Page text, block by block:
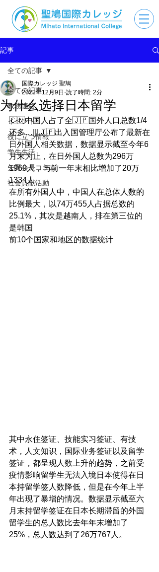
記事
全ての記事
教務連絡
イベント
役に立つ情報
学生生活
矢野会長コラム
社会貢献活動
全ての記事
为什么选择日本留学
国際カレッジ 聖鳩
2022年12月9日 読了時間: 2分
🇨🇳中国人占了全🇯🇵国外人口总数1/4
还多…|||🇯🇵出入国管理厅公布了最新在
日外国人相关数据，数据显示截至今年6
月末为止，在日外国人总数为296万
1969人，与前一年末相比增加了20万
1334人。
在所有外国人中，中国人在总体人数的
比例最大，以74万455人占据总数的
25.1%，其次是越南人，排在第三位的
是韩国
前10个国家和地区的数据统计
其中永住签证、技能实习签证、有技
术，人文知识，国际业务签证以及留学
签证，都呈现人数上升的趋势，之前受
疫情影响留学生无法入境日本使得在日
本持留学签人数降低，但是在今年上半
年出现了暴增的情况。数据显示截至六
月末持留学签证在日本长期滞留的外国
留学生的总人数比去年年末增加了
25%，总人数达到了26万767人。